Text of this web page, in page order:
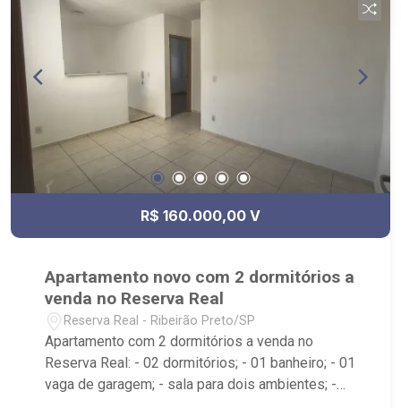
R$ 160.000,00 V
Apartamento novo com 2 dormitórios a
venda no Reserva Real
Reserva Real - Ribeirão Preto/SP
Apartamento com 2 dormitórios a venda no
Reserva Real: - 02 dormitórios; - 01 banheiro; - 01
vaga de garagem; - sala para dois ambientes; -